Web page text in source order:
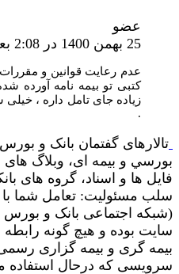
عضو
عدم رعایت قوانین و مقررات
کتبی تو بیمه نامه آورده شده
زیاده جای تامل داره ، خیلی
گفتمان بانک و بورس و
و بیمه ای، وبلاگ های
ها و اسناد، گروه های
مسئولیت: تعامل شما با
اجتماعی بانک و بورس و
بوده و هیچ گونه رابطه
گری و بیمه گزاری رسمی
که درحال استفاده